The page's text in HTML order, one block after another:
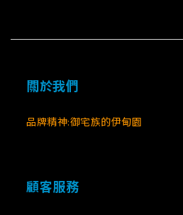
關於我們
品牌精神:御宅族的伊甸園
顧客服務